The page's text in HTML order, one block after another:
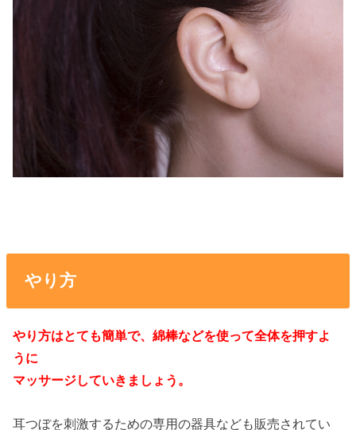
やり方
やり方はとても簡単で、綿棒などを使って全体を押すよ
うに
マッサージしていきましょう。
耳つぼを刺激するための専用の器具なども販売されてい